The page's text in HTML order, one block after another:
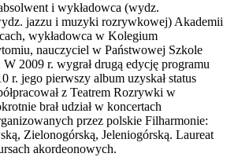
i wykładowca (wydz.
jazzu i muzyki rozrywkowej) Akademii
wykładowca w Kolegium
nauczyciel w Państwowej Szkole
2009 r. wygrał drugą edycję programu
r. jego pierwszy album uzyskał status
z Teatrem Rozrywki w
brał udział w koncertach
przez polskie Filharmonie:
Zielonogórską, Jeleniogórską. Laureat
akordeonowych.